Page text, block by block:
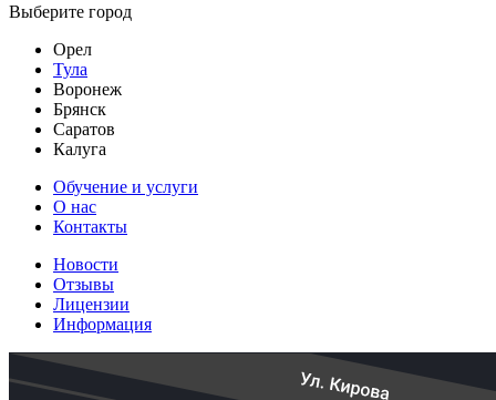
Выберите город
Орел
Тула
Воронеж
Брянск
Саратов
Калуга
Обучение и услуги
О нас
Контакты
Новости
Отзывы
Лицензии
Информация